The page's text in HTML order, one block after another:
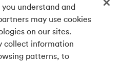
nous
understand and
may use cookies
on our sites.
collect information
patterns, to